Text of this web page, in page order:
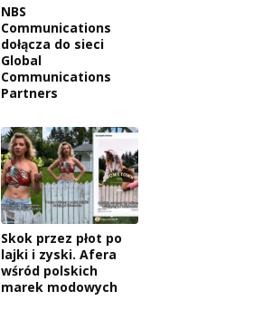
NBS
Communications
dołącza do sieci
Global
Communications
Partners
Skok przez płot po
lajki i zyski. Afera
wśród polskich
marek modowych